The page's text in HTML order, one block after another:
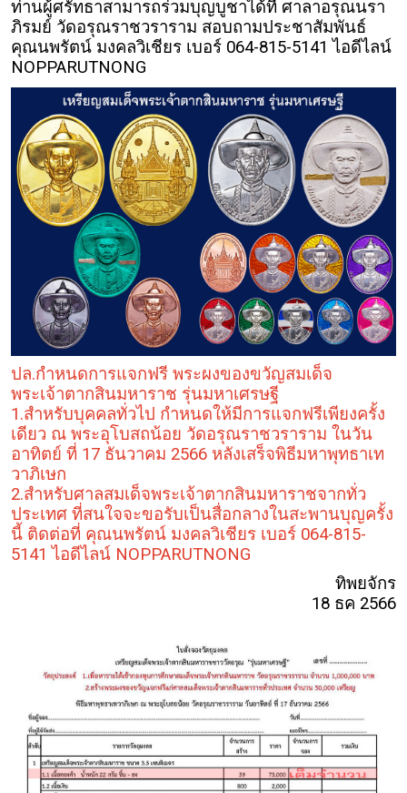
ท่านผู้ศรัทธาสามารถร่วมบุญบูชาได้ที่ ศาลาอรุณนรา
ภิรมย์ วัดอรุณราชวราราม สอบถามประชาสัมพันธ์
คุณนพรัตน์ มงคลวิเชียร เบอร์ 064-815-5141 ไอดีไลน์
NOPPARUTNONG
ปล.กำหนดการแจกฟรี พระผงของขวัญสมเด็จ
พระเจ้าตากสินมหาราช รุ่นมหาเศรษฐี
1.สำหรับบุคคลทั่วไป กำหนดให้มีการแจกฟรีเพียงครั้ง
เดียว ณ พระอุโบสถน้อย วัดอรุณราชวราราม ในวัน
อาทิตย์ ที่ 17 ธันวาคม 2566 หลังเสร็จพิธีมหาพุทธาเท
วาภิเษก
2.สำหรับศาลสมเด็จพระเจ้าตากสินมหาราชจากทั่ว
ประเทศ ที่สนใจจะขอรับเป็นสื่อกลางในสะพานบุญครั้ง
นี้ ติดต่อที่ คุณนพรัตน์ มงคลวิเชียร เบอร์ 064-815-
5141 ไอดีไลน์ NOPPARUTNONG
ทิพยจักร
18 ธค 2566